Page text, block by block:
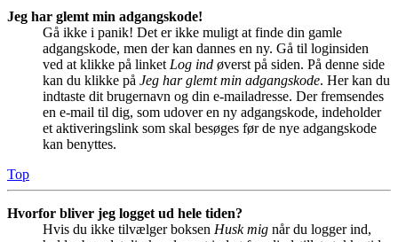
Jeg har glemt min adgangskode!
Gå ikke i panik! Det er ikke muligt at finde din gamle
adgangskode, men der kan dannes en ny. Gå til loginsiden
ved at klikke på linket Log ind øverst på siden. På denne side
kan du klikke på Jeg har glemt min adgangskode. Her kan du
indtaste dit brugernavn og din e-mailadresse. Der fremsendes
en e-mail til dig, som udover en ny adgangskode, indeholder
et aktiveringslink som skal besøges før de nye adgangskode
kan benyttes.
Top
Hvorfor bliver jeg logget ud hele tiden?
Hvis du ikke tilvælger boksen Husk mig når du logger ind,